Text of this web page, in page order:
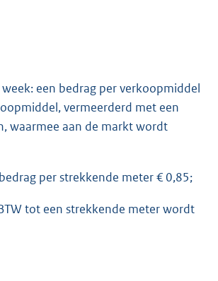
een bedrag per verkoopmiddel
vermeerderd met een
waarmee aan de markt wordt
per strekkende meter € 0,85;
tot een strekkende meter wordt